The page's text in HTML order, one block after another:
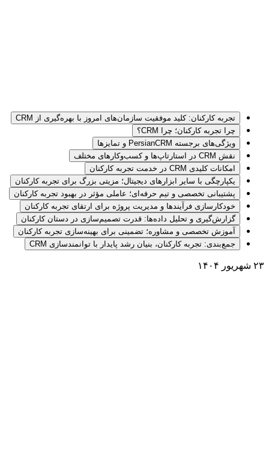
تجربه کارکنان: کلید موفقیت سازمان‌های امروز با بهره‌گیری از CRM
چرا تجربه کارکنان؛ چرا CRM؟
ویژگی‌های برجسته PersianCRM و تمایزها
نقش CRM در استارتاپ‌ها و کسب‌وکارهای مختلف
امکانات کلیدی CRM در خدمت تجربه کارکنان
یکپارچگی با سایر ابزارهای دیجیتال؛ مزیتی بزرگ برای تجربه کارکنان
پشتیبانی تخصصی و تیم حرفه‌ای؛ عاملی مؤثر در بهبود تجربه کارکنان
خودکارسازی فرآیندها و مدیریت پروژه برای ارتقای تجربه کارکنان
گزارش‌گیری و تحلیل داده‌ها: قدرت تصمیم‌سازی در دستان کارکنان
آموزش تخصصی و مشاوره؛ تضمینی برای بهینه‌سازی تجربه کارکنان
جمع‌بندی: تجربه کارکنان، بنیان رشد پایدار با توانمندسازی CRM
۲۳ شهریور ۱۴۰۴